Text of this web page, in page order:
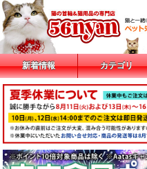
新着情報 カテゴリ